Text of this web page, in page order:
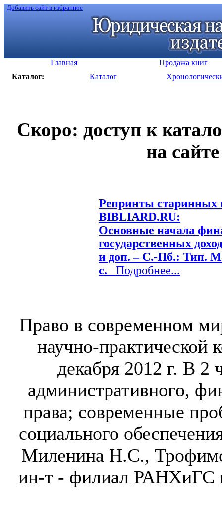
Добавить сайт в избранное
Главная
Продажа книг
Каталог:
Каталог
Скоро: доступ к
на
Репринты старинных
BIBLIARD.RU:
Основные начала
государственных
и доп. – С.-Пб.: Тип.
с. Подробнее...
Право в современном
научно-практической
декабря 2012 г. В
административного,
права; современные
социального
Миленина Н.С.,
ин-т - филиал РАНХиГС